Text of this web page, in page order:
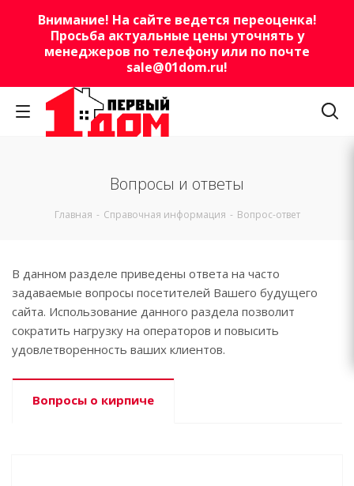
Внимание! На сайте ведется переоценка!
Просьба актуальные цены уточнять у
менеджеров по телефону или по почте
sale@01dom.ru!
Вопросы и ответы
Главная - Справочная информация - Вопрос-ответ
В данном разделе приведены ответа на часто
задаваемые вопросы посетителей Вашего будущего
сайта. Использование данного раздела позволит
сократить нагрузку на операторов и повысить
удовлетворенность ваших клиентов.
Вопросы о кирпиче